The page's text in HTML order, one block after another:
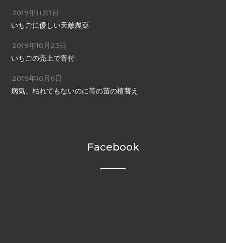
2019年11月1日
いちごに優しい天敵農薬
2019年10月23日
いちごの売上で寄付
2019年10月6日
病気、枯れてもないのに苺の苗の植替え
Facebook